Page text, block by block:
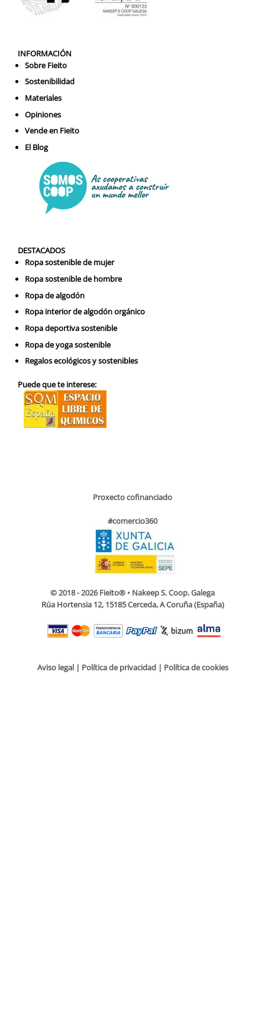
INFORMACIÓN
Sobre Fieito
Sostenibilidad
Materiales
Opiniones
Vende en Fieito
El Blog
DESTACADOS
Ropa sostenible de mujer
Ropa sostenible de hombre
Ropa de algodón
Ropa interior de algodón orgánico
Ropa deportiva sostenible
Ropa de yoga sostenible
Regalos ecológicos y sostenibles
Puede que te interese:
Proxecto cofinanciado
#comercio360
© 2018 - 2026 Fieito® • Nakeep S. Coop. Galega
Rúa Hortensia 12, 15185 Cerceda, A Coruña (España)
Aviso legal| Política de privacidad| Política de cookies